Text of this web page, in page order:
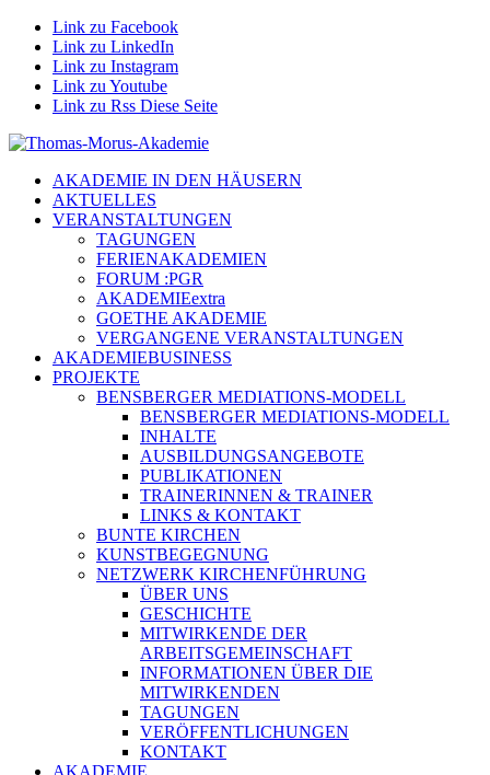
Link zu Facebook
Link zu LinkedIn
Link zu Instagram
Link zu Youtube
Link zu Rss Diese Seite
AKADEMIE IN DEN HÄUSERN
AKTUELLES
VERANSTALTUNGEN
TAGUNGEN
FERIENAKADEMIEN
FORUM :PGR
AKADEMIEextra
GOETHE AKADEMIE
VERGANGENE VERANSTALTUNGEN
AKADEMIEBUSINESS
PROJEKTE
BENSBERGER MEDIATIONS-MODELL
BENSBERGER MEDIATIONS-MODELL
INHALTE
AUSBILDUNGSANGEBOTE
PUBLIKATIONEN
TRAINERINNEN & TRAINER
LINKS & KONTAKT
BUNTE KIRCHEN
KUNSTBEGEGNUNG
NETZWERK KIRCHENFÜHRUNG
ÜBER UNS
GESCHICHTE
MITWIRKENDE DER
ARBEITSGEMEINSCHAFT
INFORMATIONEN ÜBER DIE
MITWIRKENDEN
TAGUNGEN
VERÖFFENTLICHUNGEN
KONTAKT
AKADEMIE